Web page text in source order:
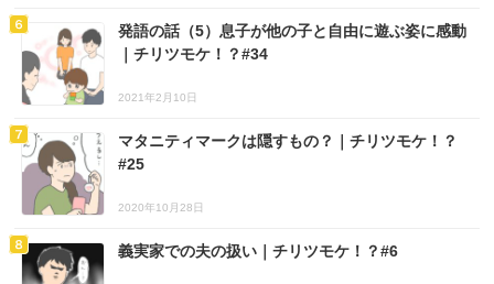
発語の話（5）息子が他の子と自由に遊ぶ姿に感動
｜チリツモケ！？#34
2021年2月10日
マタニティマークは隠すもの？｜チリツモケ！？
#25
2020年10月28日
義実家での夫の扱い｜チリツモケ！？#6